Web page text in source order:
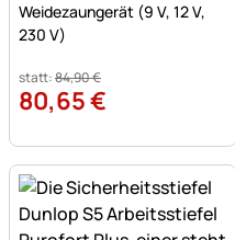
Weidezaungerät (9 V, 12 V,
230 V)
statt:84,90€
80,65€